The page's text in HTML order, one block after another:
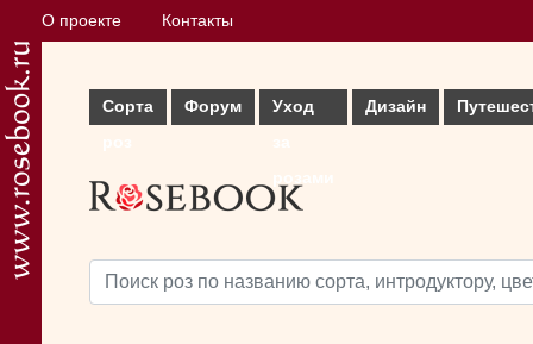
О проекте Контакты
Сорта
Форум
Уход
Дизайн